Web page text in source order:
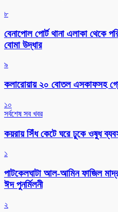
৮
বেনাপোল পোর্ট থানা এলাকা থেকে
বোমা উদ্ধার
৯
কলারোয়ায় ২০ বোতল এসকাফসহ
১০
সর্বশেষ সব খবর
কয়রায় সিঁধ কেটে ঘরে ঢুকে ওষুধ
১
পাটকেলঘাটা আল-আমিন ফাজিল
ঈদ পুনর্মিলনী
২